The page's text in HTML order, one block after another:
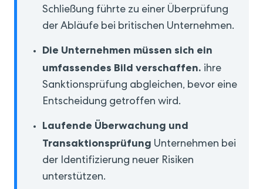
Schließung führte zu einer Überprüfung
der Abläufe bei britischen Unternehmen.
Die Unternehmen müssen sich ein
umfassendes Bild verschaffen. ihre
Sanktionsprüfung abgleichen, bevor eine
Entscheidung getroffen wird.
Laufende Überwachung und
Transaktionsprüfung Unternehmen bei
der Identifizierung neuer Risiken
unterstützen.